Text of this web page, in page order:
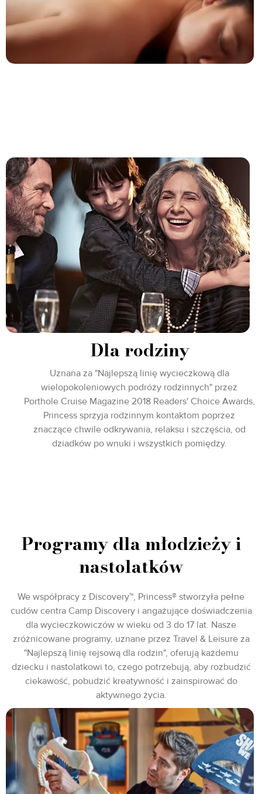
Dla rodziny
Uznana za "Najlepszą linię wycieczkową dla
wielopokoleniowych podróży rodzinnych" przez
Porthole Cruise Magazine 2018 Readers' Choice Awards,
Princess sprzyja rodzinnym kontaktom poprzez
znaczące chwile odkrywania, relaksu i szczęścia, od
dziadków po wnuki i wszystkich pomiędzy.
Programy dla młodzieży i
nastolatków
We współpracy z Discovery™, Princess® stworzyła pełne
cudów centra Camp Discovery i angażujące doświadczenia
dla wycieczkowiczów w wieku od 3 do 17 lat. Nasze
zróżnicowane programy, uznane przez Travel & Leisure za
"Najlepszą linię rejsową dla rodzin", oferują każdemu
dziecku i nastolatkowi to, czego potrzebują, aby rozbudzić
ciekawość, pobudzić kreatywność i zainspirować do
aktywnego życia.